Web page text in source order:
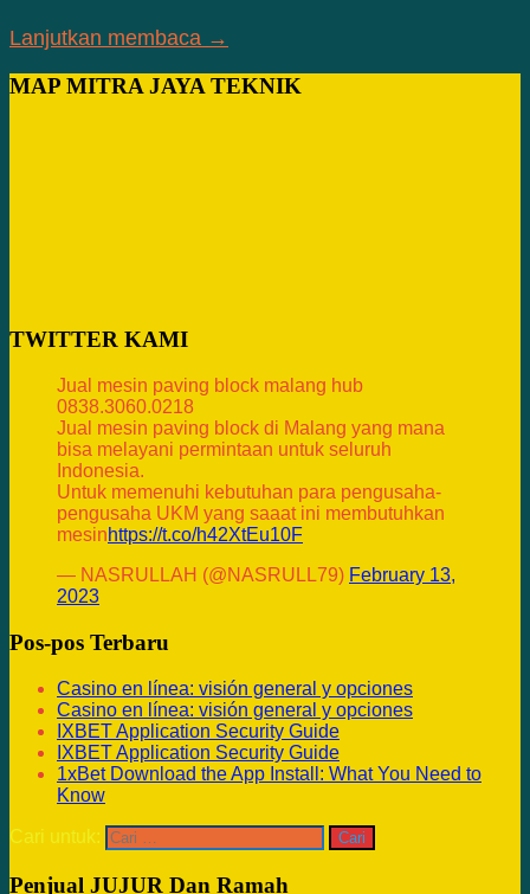
Lanjutkan membaca →
MAP MITRA JAYA TEKNIK
TWITTER KAMI
Jual mesin paving block malang hub
0838.3060.0218
Jual mesin paving block di Malang yang mana
bisa melayani permintaan untuk seluruh
Indonesia.
Untuk memenuhi kebutuhan para pengusaha-
pengusaha UKM yang saaat ini membutuhkan
mesinhttps://t.co/h42XtEu10F
— NASRULLAH (@NASRULL79) February 13,
2023
Pos-pos Terbaru
Casino en línea: visión general y opciones
Casino en línea: visión general y opciones
IXBET Application Security Guide
IXBET Application Security Guide
1xBet Download the App Install: What You Need to
Know
Cari untuk:
Penjual JUJUR Dan Ramah